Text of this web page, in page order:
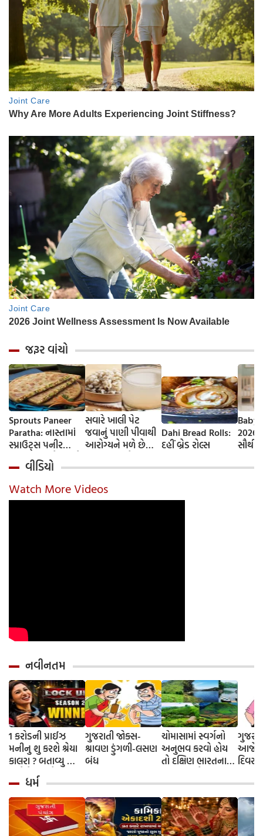
જરૂર વાંચો
Sprouts Paneer
Paratha: નાસ્તામાં
સ્પ્રાઉટ્સ પનીર
પરાઠા બનાવો, તમને
પ્રોટીનનો ડબલ ડોઝ
મળશે
સવારે ખાલી પેટ
જવાનું પાણી પીવાથી
આરોગ્યને મળે છે
જાણીએ તેના ફાયદા
અને ઉપયોગ કરવાની
યોગ્ય રીત
Dahi Bread Rolls:
દહીં બ્રેડ રોલ્સ
Baby
વીડિયો
Watch More Videos
નવીનતમ
1 કરોડની પ્રાઈઝ
મનીનુ શુ કરશે શ્રેયા
કાલરા ? બતાવ્યુ ક્યા
અને કેવી રીતે
કરવાની છે ઈન્વેસ્ટ
ગુજરાતી જોક્સ-
શ્રાવણ ડુંગળી-લસણ
બંધ
ચોમાસામાં સ્વર્ગનો
અનુભવ કરવો હોય
તો દક્ષિણ ભારતના
મુલાકાત લો
આજે
દિવસ
ધર્મ